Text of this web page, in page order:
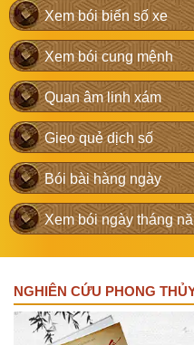
Xem bói biển số xe
Xem bói cung mệnh
Quan âm linh xám
Gieo quẻ dịch số
Bói bài hàng ngày
Xem bói ngày tháng
NGHIÊN CỨU PHONG